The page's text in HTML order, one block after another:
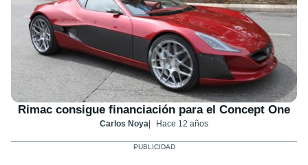
Rimac consigue financiación para el Concept One
Carlos Noya Hace 12 años